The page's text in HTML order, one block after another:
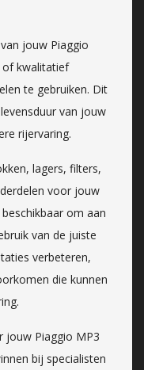
jouw Piaggio
of kwalitatief
te gebruiken. Dit
van jouw
rijervaring.
lagers, filters,
voor jouw
om aan
van de juiste
verbeteren,
die kunnen
jouw Piaggio MP3
bij specialisten